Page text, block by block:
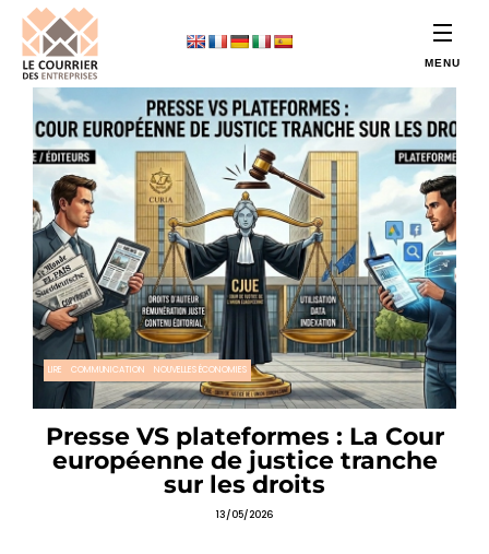
LIRE COMMUNICATION NOUVELLES ÉCONOMIES
Presse VS plateformes : La Cour
européenne de justice tranche
sur les droits
13/05/2026